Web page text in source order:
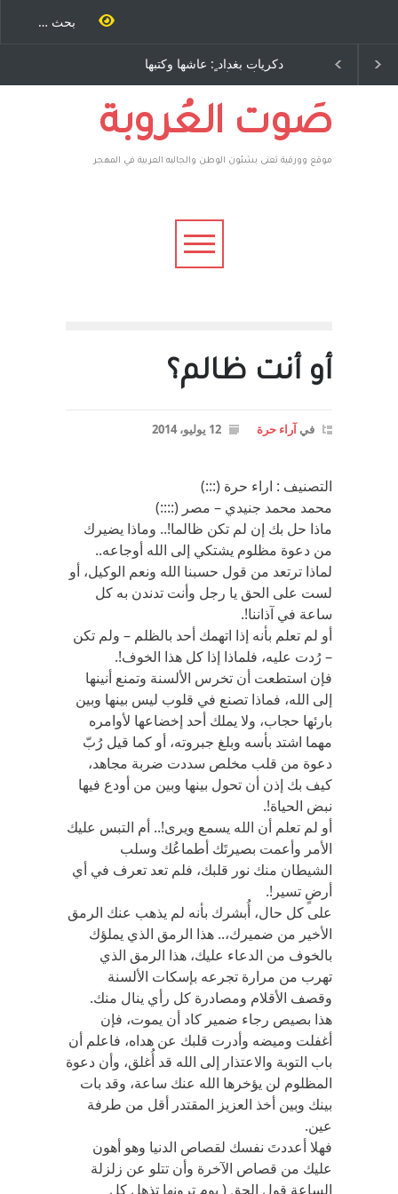
دكريات بغداد ٍ: عاشها وكتبها
:وليد رباح – نيوجرسي –
الولايات المتحدة الامريكية
طاحنة كتب
يوسف يقهر
، فأعطوه
وهم صاغرون،صَوت العُروبة
موقع وورقية تعنى بشئون الوطن والجاليه العربية في المهجر
أو أنت ظالم؟
فيآراء حرة 12 يوليو، 2014
التصنيف : اراء حرة (:::)
محمد محمد جنيدي – مصر (::::)
ماذا حل بك إن لم تكن ظالما!.. وماذا يضيرك
من دعوة مظلوم يشتكي إلى الله أوجاعه..
لماذا ترتعد من قول حسبنا الله ونعم الوكيل، أو
لست على الحق يا رجل وأنت تدندن به كل
ساعة في آذاننا!.
أو لم تعلم بأنه إذا اتهمك أحد بالظلم – ولم تكن
– رُدت عليه، فلماذا إذا كل هذا الخوف!.
فإن استطعت أن تخرس الألسنة وتمنع أنينها
إلى الله، فماذا تصنع في قلوب ليس بينها وبين
بارئها حجاب، ولا يملك أحد إخضاعها لأوامره
مهما اشتد بأسه وبلغ جبروته، أو كما قيل رُبّ
دعوة من قلب مخلص سددت ضربة مجاهد،
كيف بك إذن أن تحول بينها وبين من أودع فيها
نبض الحياة!.
أو لم تعلم أن الله يسمع ويرى!.. أم التبس عليك
الأمر وأعمت بصيرتَك أطماعُك وسلب
الشيطان منك نور قلبك، فلم تعد تعرف في أي
أرضٍ تسير!.
على كل حال، أُبشرك بأنه لم يذهب عنك الرمق
الأخير من ضميرك،.. هذا الرمق الذي يملؤك
بالخوف من الدعاء عليك، هذا الرمق الذي
تهرب من مرارة تجرعه بإسكات الألسنة
وقصف الأقلام ومصادرة كل رأي ينال منك.
هذا بصيص رجاء ضمير كاد أن يموت، فإن
أغفلت وميضه وأدرت قلبك عن هداه، فاعلم أن
باب التوبة والاعتذار إلى الله قد أُغلق، وأن دعوة
المظلوم لن يؤخرها الله عنك ساعة، وقد بات
بينك وبين أخذ العزيز المقتدر أقل من طرفة
عين.
فهلا أعددتَ نفسك لقصاص الدنيا وهو أهون
عليك من قصاص الآخرة وأن تتلو عن زلزلة
الساعة قول الحق ( يوم ترونها تذهل كل